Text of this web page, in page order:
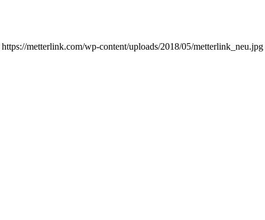
https://metterlink.com/wp-content/uploads/2018/05/metterlink_neu.jpg